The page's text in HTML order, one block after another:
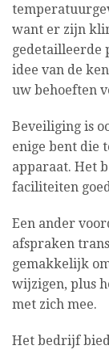
want er zijn
gedetailleerde
idee van de
uw behoeften
Beveiliging is
enige bent die
apparaat. Het
faciliteiten
Een ander
afspraken
gemakkelijk
wijzigen, plus
met zich mee.
Het bedrijf